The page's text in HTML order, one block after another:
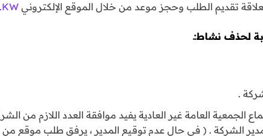
تقديم الطلب وحجز موعد من خلال الموقع الإلكتروني
لحذف نشاط:ـ
.
الجمعية العامة غير العادية يفيد موافقة العدد اللازم من
الشركة . ( في حال عدم توقيع المدير ، يرفق طلب موقع من